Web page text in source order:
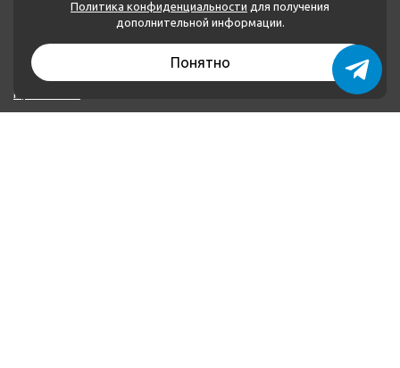
Каталог товаров
О нас
Применение
Политика конфиденциальности для получения
дополнительной информации.
Понятно